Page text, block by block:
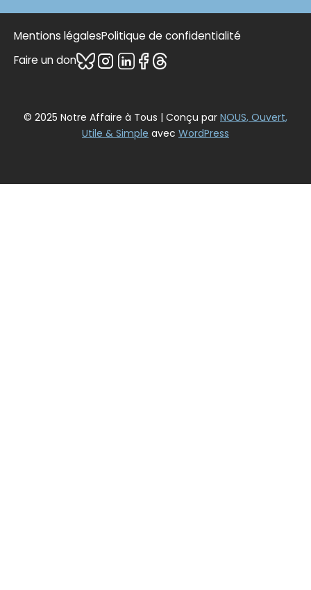
Mentions légalesPolitique de confidentialité
Faire un don
© 2025 Notre Affaire à Tous | Conçu par NOUS, Ouvert,
Utile & Simple avec WordPress